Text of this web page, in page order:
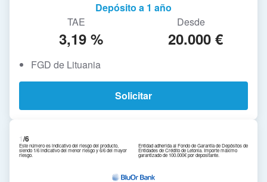
Depósito a 1 año
TAE
3,19 %
Desde
20.000 €
FGD de Lituania
Solicitar
1/6
Este número es indicativo del riesgo del producto,
siendo 1/6 indicativo del menor riesgo y 6/6 del mayor
riesgo.
Entidad adherida al Fondo de Garantía de Depósitos de
Entidades de Crédito de Letonia. Importe máximo
garantizado de 100.000€ por depositante.